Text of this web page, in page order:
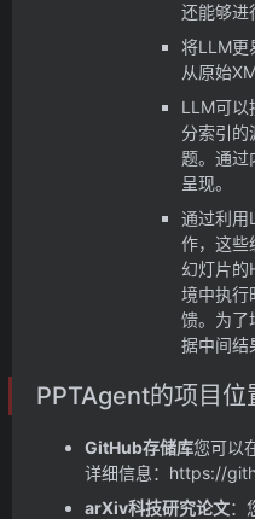
还能够进
将LLM更
从原始
LLM可以
分索引的
题。通过
呈现。
通过利用
作，这些
幻灯片的
境中执行
馈。为了
据中间结
PPTAgent的项目位
GitHub存储库您可以
详细信息：https://
arXiv科技研究论文：